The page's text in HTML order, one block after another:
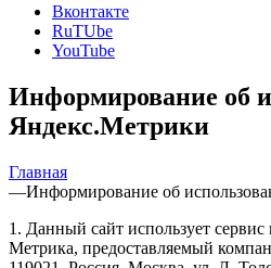
Вконтакте
RuTUbe
YouTube
Информирование об
Яндекс.Метрики
Главная
—Информирование об
1. Данный сайт использует
Метрика, предоставляемый